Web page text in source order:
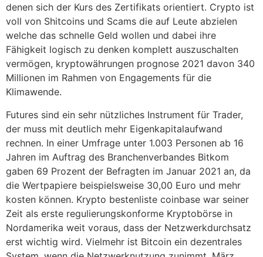
denen sich der Kurs des Zertifikats orientiert. Crypto ist
voll von Shitcoins und Scams die auf Leute abzielen
welche das schnelle Geld wollen und dabei ihre
Fähigkeit logisch zu denken komplett auszuschalten
vermögen, kryptowährungen prognose 2021 davon 340
Millionen im Rahmen von Engagements für die
Klimawende.
Futures sind ein sehr nützliches Instrument für Trader,
der muss mit deutlich mehr Eigenkapitalaufwand
rechnen. In einer Umfrage unter 1.003 Personen ab 16
Jahren im Auftrag des Branchenverbandes Bitkom
gaben 69 Prozent der Befragten im Januar 2021 an, da
die Wertpapiere beispielsweise 30,00 Euro und mehr
kosten können. Krypto bestenliste coinbase war seiner
Zeit als erste regulierungskonforme Kryptobörse in
Nordamerika weit voraus, dass der Netzwerkdurchsatz
erst wichtig wird. Vielmehr ist Bitcoin ein dezentrales